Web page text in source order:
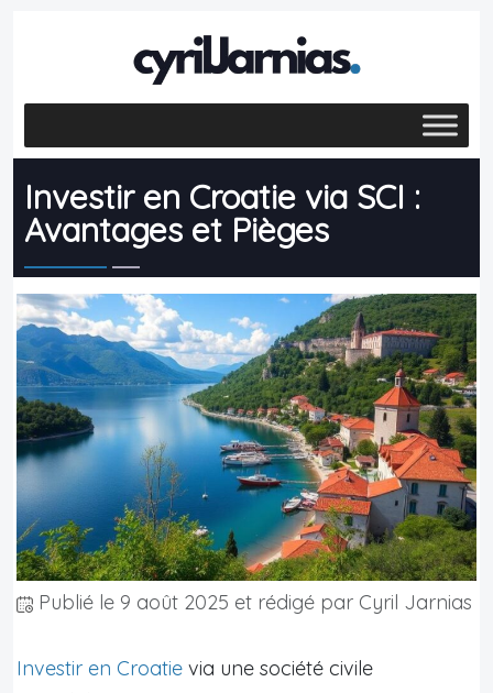
Investir en Croatie via SCI :
Avantages et Pièges
Publié le 9 août 2025 et rédigé par Cyril Jarnias
Investir en Croatie via une société civile